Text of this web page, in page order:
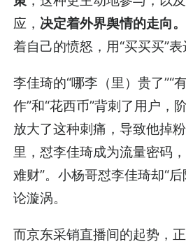
应，决定着外界舆情的走向。
着自己的愤怒，用“买买买”表
李佳琦的“哪李（里）贵了”“
作”和“花西币”背刺了用户，
放大了这种刺痛，导致他掉
里，怼李佳琦成为流量密码
难财”。小杨哥怼李佳琦却“
论漩涡。
而京东采销直播间的起势，